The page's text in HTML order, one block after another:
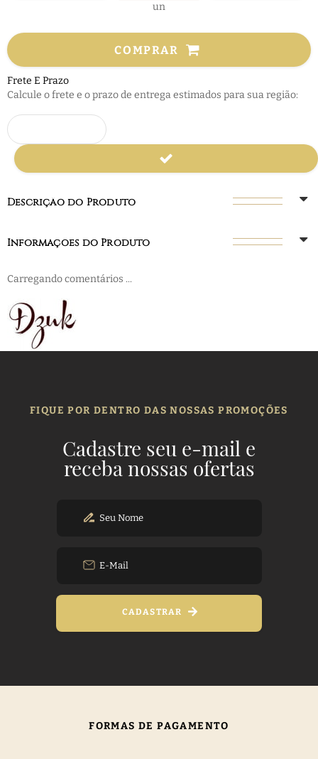
un
COMPRAR
Frete E Prazo
Calcule o frete e o prazo de entrega estimados para sua região:
Descrição do Produto
Informações do Produto
Carregando comentários ...
FIQUE POR DENTRO DAS NOSSAS PROMOÇÕES
Cadastre seu e-mail e
receba nossas ofertas
CADASTRAR
FORMAS DE PAGAMENTO